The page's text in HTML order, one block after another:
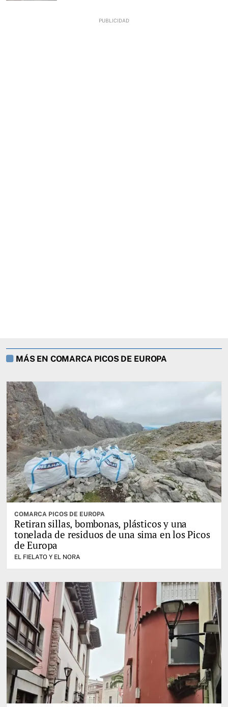
MÁS EN COMARCA PICOS DE EUROPA
COMARCA PICOS DE EUROPA
Retiran sillas, bombonas, plásticos y una
tonelada de residuos de una sima en los Picos
de Europa
EL FIELATO Y EL NORA